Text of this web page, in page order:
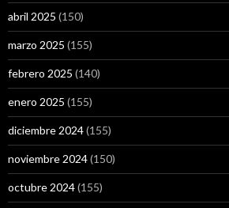
abril 2025 (150)
marzo 2025 (155)
febrero 2025 (140)
enero 2025 (155)
diciembre 2024(155)
noviembre 2024(150)
octubre 2024(155)